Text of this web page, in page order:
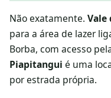
Não exatamente. Vale
para a área de lazer
Borba, com acesso
Piapitangui é uma
por estrada própria.